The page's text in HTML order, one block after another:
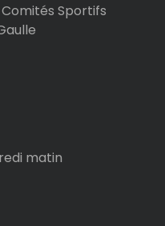
Sportifs
matin